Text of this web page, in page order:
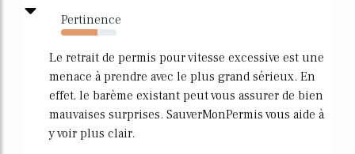
Pertinence
66%
Le retrait de permis pour vitesse excessive est une
menace à prendre avec le plus grand sérieux. En
effet, le barème existant peut vous assurer de bien
mauvaises surprises. SauverMonPermis vous aide à
y voir plus clair.